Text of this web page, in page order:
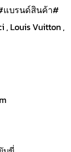
แบรนด์สินค้า#
, Louis Vuitton ,